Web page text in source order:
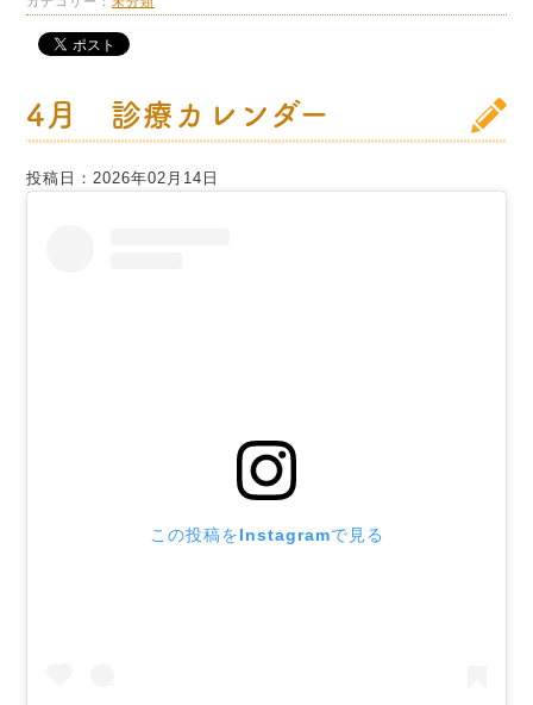
4月 診療カレンダー
投稿日：2026年02月14日
この投稿をInstagramで見る